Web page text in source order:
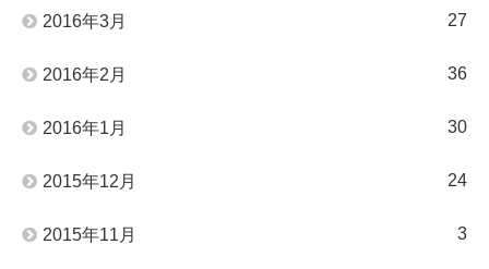
2016年3月 27
2016年2月 36
2016年1月 30
2015年12月 24
2015年11月 3